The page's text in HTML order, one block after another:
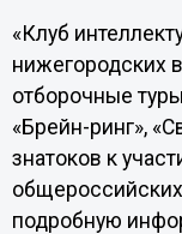
«Клуб
нижегородских
отборочные
«Брейн-ринг»,
знатоков к
подробную